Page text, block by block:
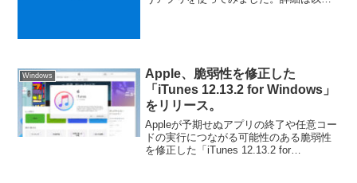
Windows
Apple、脆弱性を修正した
「iTunes 12.13.2 for Windows」
をリリース。
Appleが予期せぬアプリの終了や任意コー
ドの実行につながる可能性のある脆弱性
を修正した「iTunes 12.13.2 for